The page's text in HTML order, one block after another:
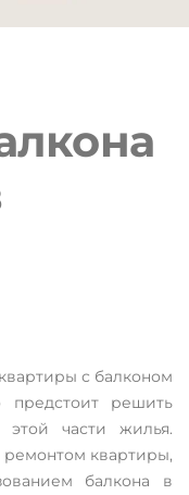
Кривому Розі
утеплення лоджії
с балконом
решить
части жилья.
квартиры,
балкона в